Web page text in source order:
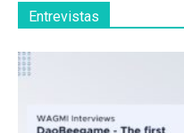
Entrevistas